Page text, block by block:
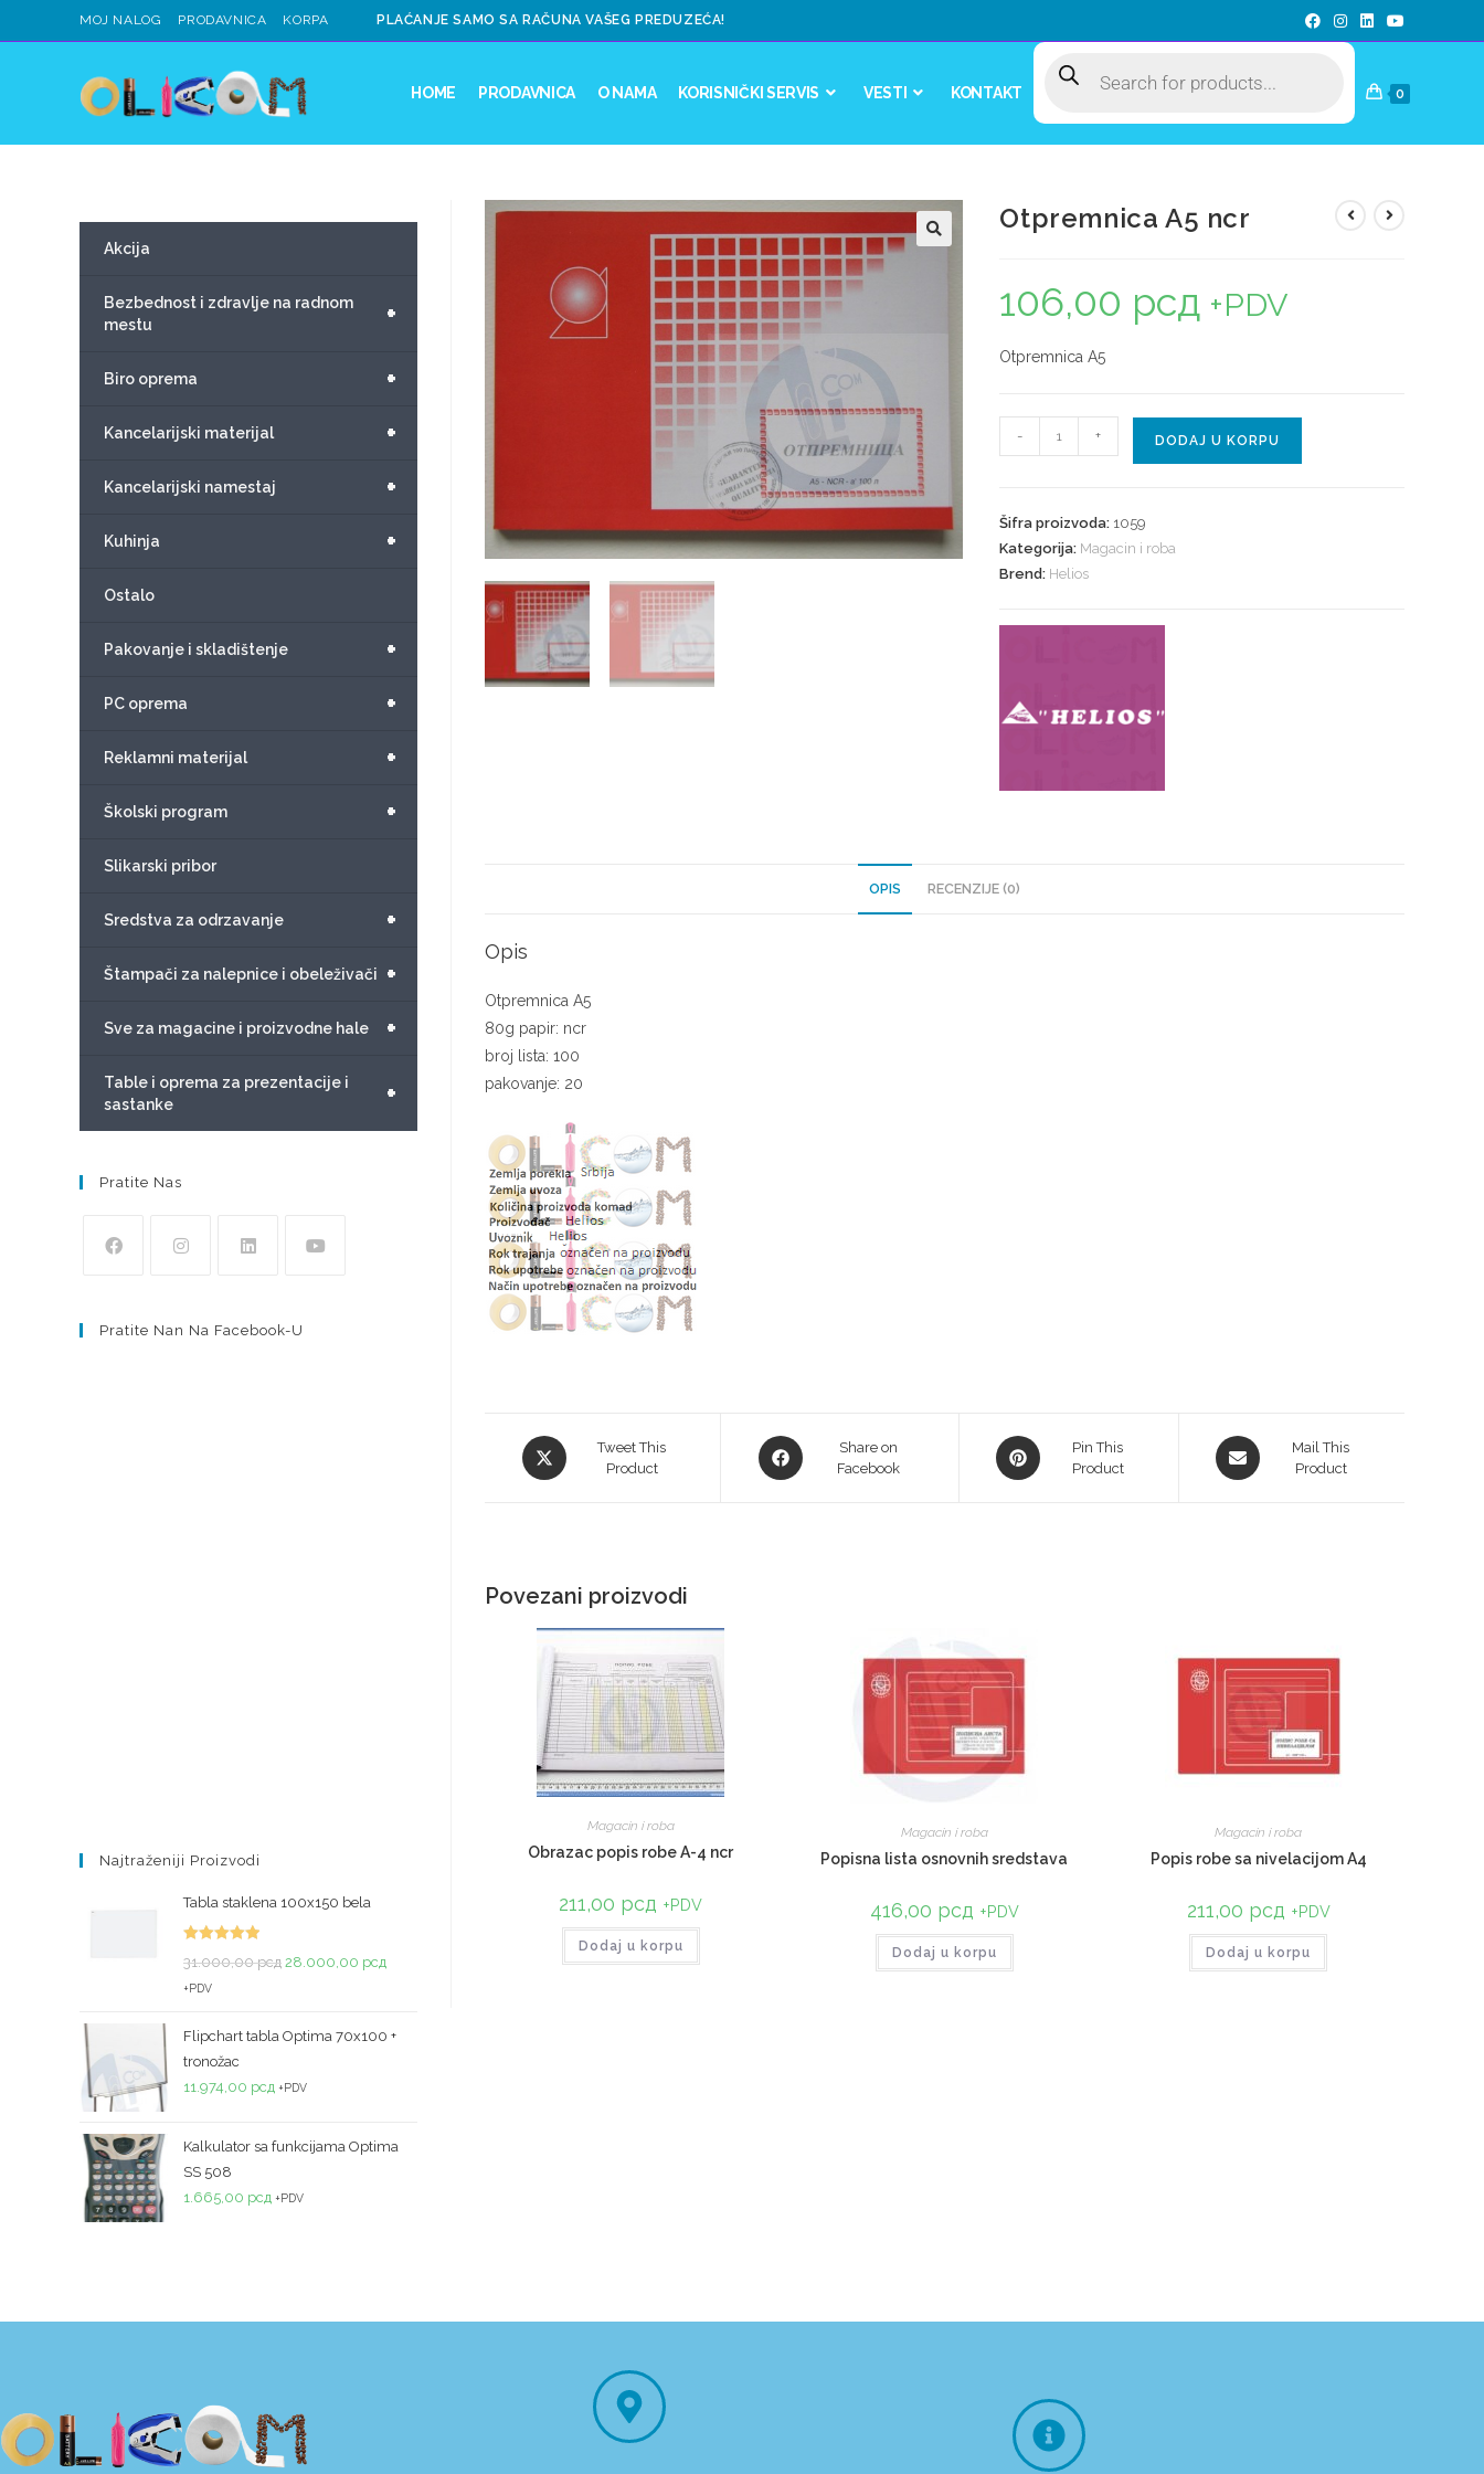
MOJ NALOG PRODAVNICA KORPA PLAĆANJE SAMO SA RAČUNA VAŠEG PREDUZEĆA!
HOME PRODAVNICA O NAMA KORISNIČKI SERVIS VESTI KONTAKT 0
Otpremnica A5 ncr
106,00 рсд +PDV
Otpremnica A5
- + DODAJ U KORPU
Šifra proizvoda: 1059
Kategorija: Magacin i roba
Brend: Helios
OPIS RECENZIJE (0)
Opis
Otpremnica A5
80g papir: ncr
broj lista: 100
pakovanje: 20
Tweet This
Product
Share on
Facebook
Pin This
Product
Mail This
Product
Povezani proizvodi
Magacin i roba
Obrazac popis robe A-4 ncr
211,00 рсд +PDV
Dodaj u korpu
Magacin i roba
Popisna lista osnovnih sredstava
416,00 рсд +PDV
Dodaj u korpu
Magacin i roba
Popis robe sa nivelacijom A4
211,00 рсд +PDV
Dodaj u korpu
Akcija
+
Bezbednost i zdravlje na radnom
mestu
+
Biro oprema
+
Kancelarijski materijal
+
Kancelarijski namestaj
+
Kuhinja
Ostalo
+
Pakovanje i skladištenje
+
PC oprema
+
Reklamni materijal
+
Školski program
Slikarski pribor
+
Sredstva za odrzavanje
+
Štampači za nalepnice i obeleživači
+
Sve za magacine i proizvodne hale
+
Table i oprema za prezentacije i
sastanke
Pratite Nas
Pratite Nan Na Facebook-U
Najtraženiji Proizvodi
Tabla staklena 100x150 bela
31.000,00рсд 28.000,00 рсд
+PDV
Flipchart tabla Optima 70x100 +
tronožac
11.974,00 рсд +PDV
Kalkulator sa funkcijama Optima
SS 508
1.665,00 рсд +PDV